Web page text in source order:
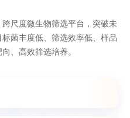
尺度微生物筛选平台，突破未
菌丰度低、筛选效率低、样品
、高效筛选培养。